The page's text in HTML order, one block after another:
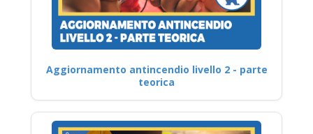
Aggiornamento antincendio livello 2 - parte
teorica